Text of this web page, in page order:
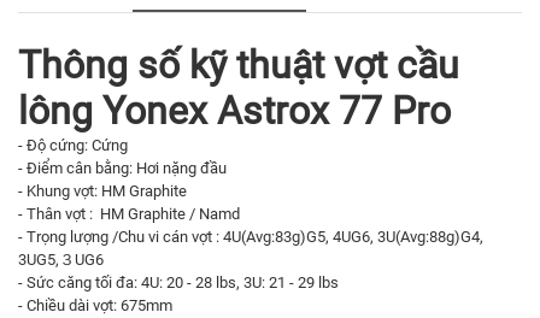
Thông số kỹ thuật vợt cầu
lông Yonex Astrox 77 Pro
- Độ cứng: Cứng
- Điểm cân bằng: Hơi nặng đầu
- Khung vợt: HM Graphite
- Thân vợt : HM Graphite / Namd
- Trọng lượng /Chu vi cán vợt : 4U(Avg:83g)G5, 4UG6, 3U(Avg:88g)G4,
3UG5,３UG6
- Sức căng tối đa: 4U: 20 - 28 lbs, 3U: 21 - 29 lbs
- Chiều dài vợt: 675mm